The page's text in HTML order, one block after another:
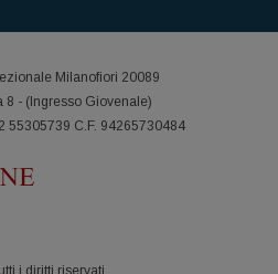
Milanofiori 20089
8 - (Ingresso Giovenale)
55305739 C.F. 94265730484
i diritti riservati